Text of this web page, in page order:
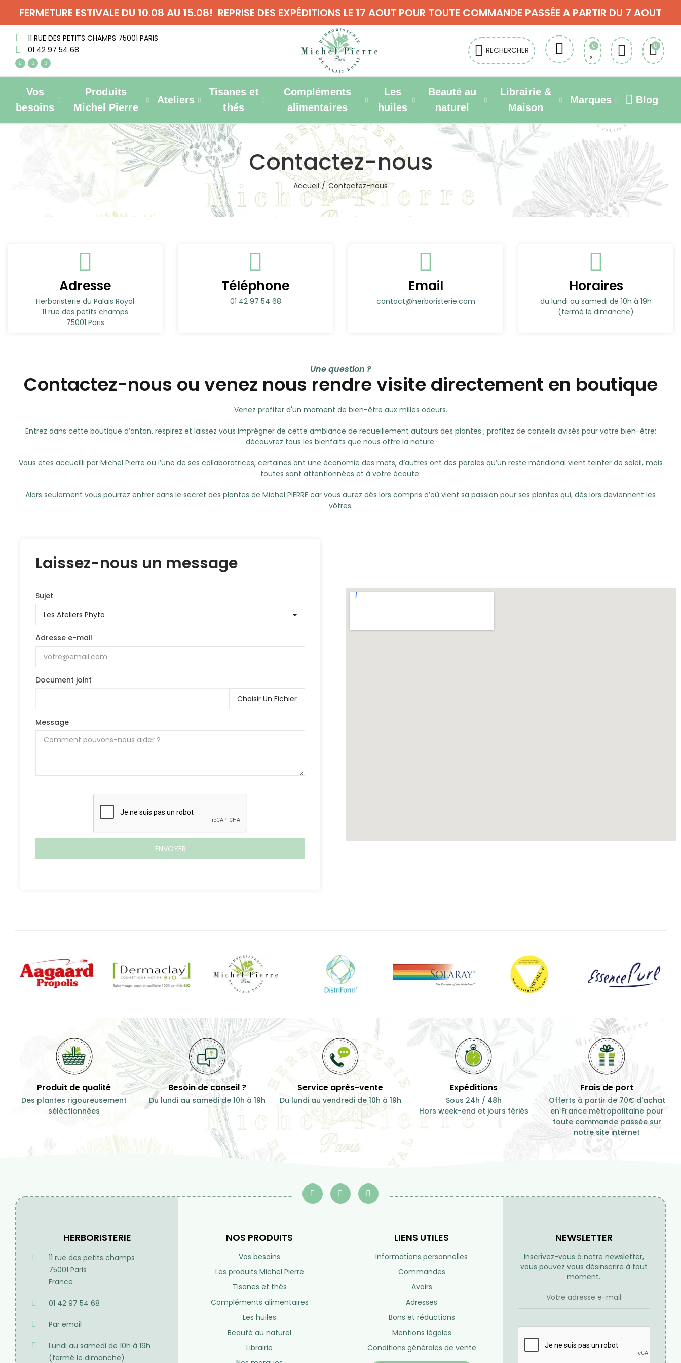
FERMETURE ESTIVALE DU 10.08 AU 15.08! REPRISE DES EXPÉDITIONS LE 17 AOUT POUR TOUTE COMMANDE PASSÉE A PARTIR DU 7 AOUT
11 RUE DES PETITS CHAMPS 75001 PARIS
01 42 97 54 68
RECHERCHER 0 0
Vos
besoins
Produits
Michel Pierre
Ateliers
Tisanes et
thés
Compléments
alimentaires
Les
huiles
Beauté au
naturel
Librairie &
Maison
Marques Blog
Contactez-nous
Accueil Contactez-nous
Adresse
Herboristerie du Palais Royal
11 rue des petits champs
75001 Paris
Téléphone
01 42 97 54 68
Email
contact@herboristerie.com
Horaires
du lundi au samedi de 10h à 19h
(fermé le dimanche)
Une question ?
Contactez-nous ou venez nous rendre visite directement en boutique
Venez profiter d'un moment de bien-être aux milles odeurs.
Entrez dans cette boutique d’antan, respirez et laissez vous imprégner de cette ambiance de recueillement autours des plantes ; profitez de conseils avisés pour votre bien-être;
découvrez tous les bienfaits que nous offre la nature.
Vous etes accueilli par Michel Pierre ou l’une de ses collaboratrices, certaines ont une économie des mots, d’autres ont des paroles qu’un reste méridional vient teinter de soleil, mais
toutes sont attentionnées et à votre écoute.
Alors seulement vous pourrez entrer dans le secret des plantes de Michel PIERRE car vous aurez dés lors compris d’où vient sa passion pour ses plantes qui, dés lors deviennent les
vôtres.
Laissez-nous un message
Sujet
Adresse e-mail
Document joint
Choisir Un Fichier
Message
ENVOYER
Produit de qualité
Des plantes rigoureusement
séléctionnées
Besoin de conseil ?
Du lundi au samedi de 10h à 19h
Service après-vente
Du lundi au vendredi de 10h à 19h
Expéditions
Sous 24h / 48h
Hors week-end et jours fériés
Frais de port
Offerts à partir de 70€ d'achat
en France métropolitaine pour
toute commande passée sur
notre site internet
HERBORISTERIE
11 rue des petits champs
75001 Paris
France
01 42 97 54 68
Par email
Lundi au samedi de 10h à 19h
(fermé le dimanche)
NOS PRODUITS
Vos besoins
Les produits Michel Pierre
Tisanes et thés
Compléments alimentaires
Les huiles
Beauté au naturel
Librairie
LIENS UTILES
Informations personnelles
Commandes
Avoirs
Adresses
Bons et réductions
Mentions légales
Conditions générales de vente
NEWSLETTER
Inscrivez-vous à notre newsletter,
vous pouvez vous désinscrire à tout
moment.